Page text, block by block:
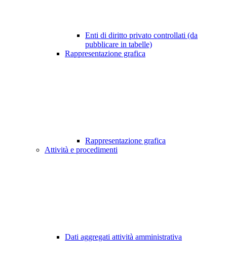
Enti di diritto privato controllati (da
pubblicare in tabelle)
Rappresentazione grafica
Rappresentazione grafica
Attività e procedimenti
Dati aggregati attività amministrativa